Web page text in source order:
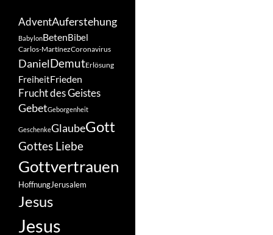
AdventAuferstehung
BabylonBetenBibel
Carlos-MartínezCoronavirus
DanielDemutErlösung
FreiheitFrieden
Frucht des Geistes
GebetGeborgenheit
GeschenkeGlaubeGott
Gottes Liebe
Gottvertrauen
HoffnungJerusalem
Jesus
Jesus